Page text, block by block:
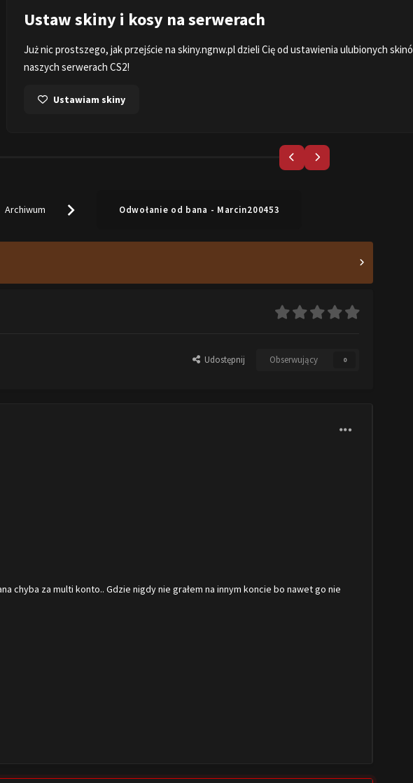
Ustaw skiny i kosy na serwerach
Już nic prostszego, jak przejście na skiny.ngnw.pldzieli Cię od ustawienia ulubionych
naszych serwerach CS2!
Ustawiam skiny
Archiwum Odwołanie od bana - Marcin200453
Udostępnij Obserwujący 0
chyba za multi konto.. Gdzie nigdy nie grałem na innym koncie bo nawet go nie